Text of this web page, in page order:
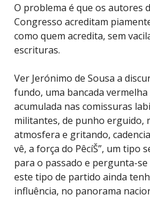
O problema é que os autores
Congresso acreditam
como quem acredita, sem
escrituras.
Ver Jerónimo de Sousa a
fundo, uma bancada vermelha
acumulada nas comissuras
militantes, de punho erguido,
atmosfera e gritando,
vê, a força do PêcíŠ”, um tipo
para o passado e pergunta-
este tipo de partido ainda
influência, no panorama